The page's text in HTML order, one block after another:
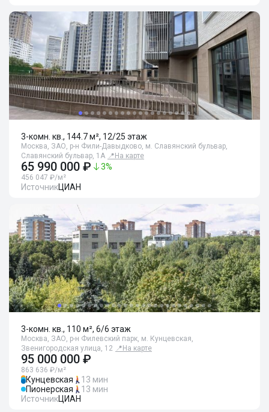
3-комн. кв., 144.7 м², 12/25 этаж
Москва, ЗАО, р-н Фили-Давыдково, м. Славянский бульвар,
Славянский бульвар, 1А 📍 На карте
65 990 000 ₽ 3%
456 047 ₽/м²
ИсточникЦИАН
3-комн. кв., 110 м², 6/6 этаж
Москва, ЗАО, р-н Филевский парк, м. Кунцевская,
Звенигородская улица, 12 📍 На карте
95 000 000 ₽
863 636 ₽/м²
Кунцевская
13 мин
Пионерская
13 мин
ИсточникЦИАН